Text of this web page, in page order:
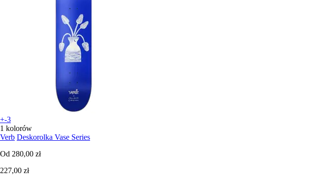
+-3
1 kolorów
Verb Deskorolka Vase Series
Od 280,00 zł
227,00 zł